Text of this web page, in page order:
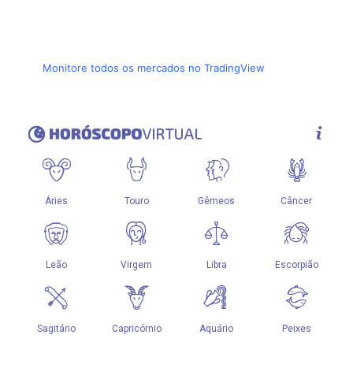
Monitore todos os mercados no TradingView